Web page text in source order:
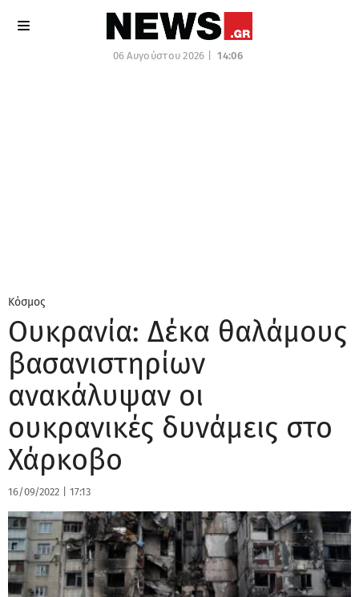
06 Αυγούστου 2026 | 14:06
Κόσμος
Ουκρανία: Δέκα θαλάμους
βασανιστηρίων
ανακάλυψαν οι
ουκρανικές δυνάμεις στο
Χάρκοβο
16/09/2022 17:13